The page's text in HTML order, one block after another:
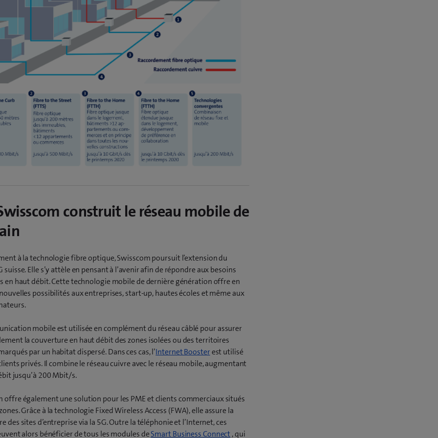
construit le réseau mobile de
à la technologie fibre optique, Swisscom poursuit l’extension du
suisse. Elle s’y attèle en pensant à l’avenir afin de répondre aux besoins
en haut débit. Cette technologie mobile de dernière génération offre en
possibilités aux entreprises, start-up, hautes écoles et même aux
mobile est utilisée en complément du réseau câblé pour assurer
la couverture en haut débit des zones isolées ou des territoires
par un habitat dispersé. Dans ces cas, l’Internet Boosterest utilisé
privés. Il combine le réseau cuivre avec le réseau mobile, augmentant
jusqu’à 200 Mbit/s.
offre également une solution pour les PME et clients commerciaux situés
Grâce à la technologie Fixed Wireless Access (FWA), elle assure la
des sites d’entreprise via la 5G. Outre la téléphonie et l’Internet, ces
alors bénéficier de tous les modules deSmart Business Connect, qui